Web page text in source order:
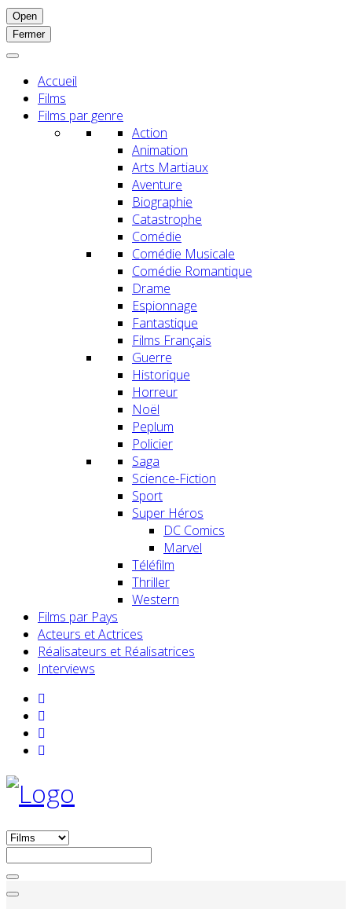
Open
Fermer
Accueil
Films
Films par genre
Action
Animation
Arts Martiaux
Aventure
Biographie
Catastrophe
Comédie
Comédie Musicale
Comédie Romantique
Drame
Espionnage
Fantastique
Films Français
Guerre
Historique
Horreur
Noël
Peplum
Policier
Saga
Science-Fiction
Sport
Super Héros
DC Comics
Marvel
Téléfilm
Thriller
Western
Films par Pays
Acteurs et Actrices
Réalisateurs et Réalisatrices
Interviews